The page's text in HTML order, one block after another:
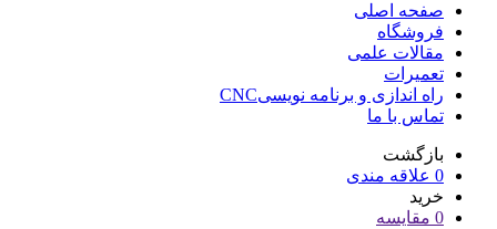
صفحه اصلی
فروشگاه
مقالات علمی
تعمیرات
راه اندازی و برنامه نویسیCNC
تماس با ما
بازگشت
0 علاقه مندی
خرید
0 مقایسه